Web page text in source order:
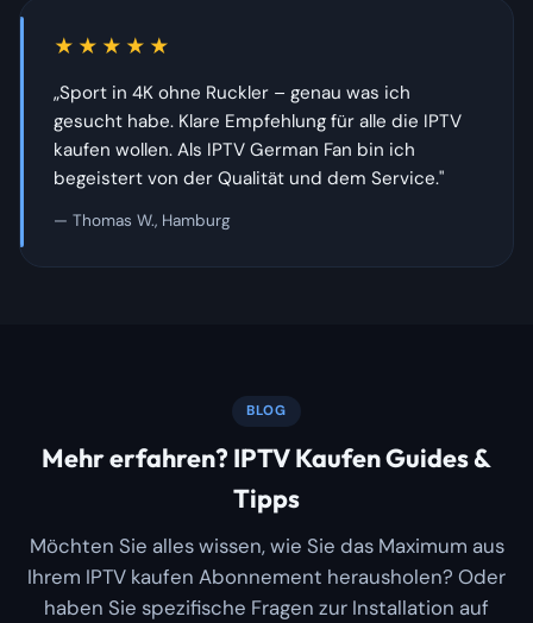
★★★★★
„Sport in 4K ohne Ruckler – genau was ich
gesucht habe. Klare Empfehlung für alle die IPTV
kaufen wollen. Als IPTV German Fan bin ich
begeistert von der Qualität und dem Service."
— Thomas W., Hamburg
BLOG
Mehr erfahren? IPTV Kaufen Guides &
Tipps
Möchten Sie alles wissen, wie Sie das Maximum aus
Ihrem IPTV kaufen Abonnement herausholen? Oder
haben Sie spezifische Fragen zur Installation auf